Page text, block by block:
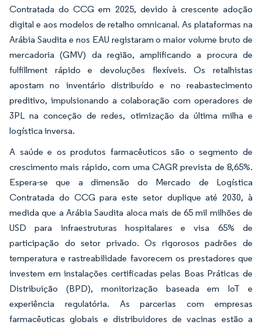
Contratada do CCG em 2025, devido à crescente adoção
digital e aos modelos de retalho omnicanal. As plataformas na
Arábia Saudita e nos EAU registaram o maior volume bruto de
mercadoria (GMV) da região, amplificando a procura de
fulfillment rápido e devoluções flexíveis. Os retalhistas
apostam no inventário distribuído e no reabastecimento
preditivo, impulsionando a colaboração com operadores de
3PL na conceção de redes, otimização da última milha e
logística inversa.
A saúde e os produtos farmacêuticos são o segmento de
crescimento mais rápido, com uma CAGR prevista de 8,65%.
Espera-se que a dimensão do Mercado de Logística
Contratada do CCG para este setor duplique até 2030, à
medida que a Arábia Saudita aloca mais de 65 mil milhões de
USD para infraestruturas hospitalares e visa 65% de
participação do setor privado. Os rigorosos padrões de
temperatura e rastreabilidade favorecem os prestadores que
investem em instalações certificadas pelas Boas Práticas de
Distribuição (BPD), monitorização baseada em IoT e
experiência regulatória. As parcerias com empresas
farmacêuticas globais e distribuidores de vacinas estão a